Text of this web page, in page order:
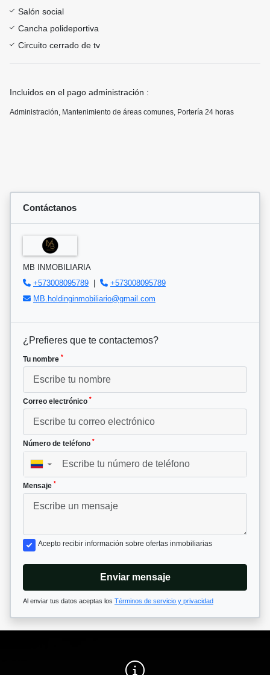
Salón social
Cancha polideportiva
Circuito cerrado de tv
Incluidos en el pago administración :
Administración, Mantenimiento de áreas comunes, Portería 24 horas
Contáctanos
MB INMOBILIARIA
+573008095789 |
+573008095789
MB.holdinginmobiliario@gmail.com
¿Prefieres que te contactemos?
Tu nombre *
Correo electrónico *
Número de teléfono *
▼
Mensaje *
Acepto recibir información sobre ofertas inmobiliarias
Enviar mensaje
Al enviar tus datos aceptas los Términos de servicio y privacidad